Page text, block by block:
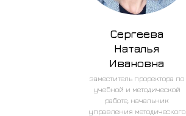
Сергеева
Наталья
Ивановна
заместитель проректора по
учебной и методической
работе, начальник
управления методического